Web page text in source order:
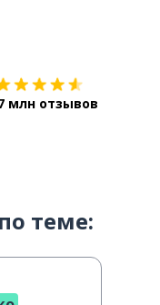
млн отзывов
теме: